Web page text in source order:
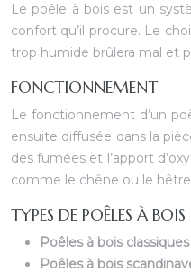
Le poêle à bois est un
confort qu’il procure. Le
trop humide brûlera mal et
FONCTIONNEMENT
Le fonctionnement d’un
ensuite diffusée dans la
des fumées et l’apport
comme le chêne ou le
TYPES DE POÊLES À BOIS
Poêles à bois classiques
Poêles à bois